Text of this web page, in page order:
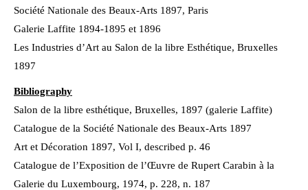
Société Nationale des Beaux-Arts 1897, Paris
Galerie Laffite 1894-1895 et 1896
Les Industries d’Art au Salon de la libre Esthétique, Bruxelles
1897
Bibliography
Salon de la libre esthétique, Bruxelles, 1897 (galerie Laffite)
Catalogue de la Société Nationale des Beaux-Arts 1897
Art et Décoration 1897, Vol I, described p. 46
Catalogue de l’Exposition de l’Œuvre de Rupert Carabin à la
Galerie du Luxembourg, 1974, p. 228, n. 187